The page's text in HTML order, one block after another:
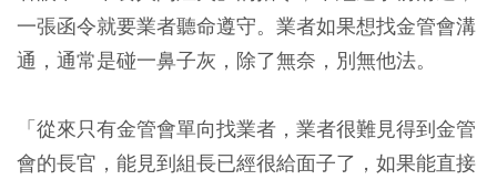
一張函令就要業者聽命遵守。業者如果想找金管會溝
通，通常是碰一鼻子灰，除了無奈，別無他法。
「從來只有金管會單向找業者，業者很難見得到金管
會的長官，能見到組長已經很給面子了，如果能直接